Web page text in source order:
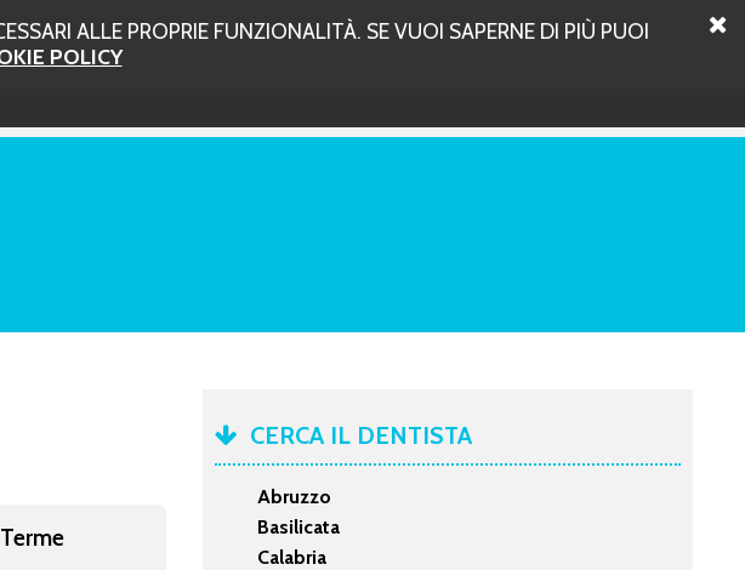
ALLE PROPRIE FUNZIONALITÀ. SE VUOI SAPERNE DI PIÙ PUOI
POLICY
CERCA IL DENTISTA
Abruzzo
Basilicata
Calabria